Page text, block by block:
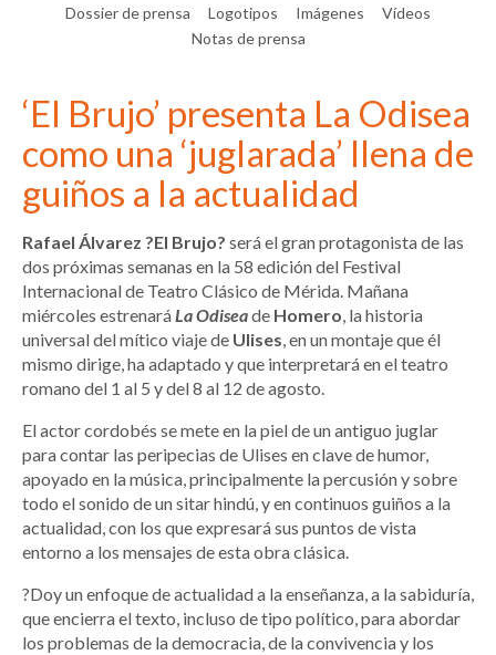
Dossier de prensa Logotipos Imágenes
Vídeos
Notas de prensa
‘El Brujo’ presenta La Odisea
como una ‘juglarada’ llena de
guiños a la actualidad
Rafael Álvarez ?El Brujo? será el gran protagonista de las
dos próximas semanas en la 58 edición del Festival
Internacional de Teatro Clásico de Mérida. Mañana
miércoles estrenaráLa Odiseade Homero, la historia
universal del mítico viaje de Ulises, en un montaje que él
mismo dirige, ha adaptado y que interpretará en el teatro
romano del 1 al 5 y del 8 al 12 de agosto.
El actor cordobés se mete en la piel de un antiguo juglar
para contar las peripecias de Ulises en clave de humor,
apoyado en la música, principalmente la percusión y sobre
todo el sonido de un sitar hindú, y en continuos guiños a la
actualidad, con los que expresará sus puntos de vista
entorno a los mensajes de esta obra clásica.
?Doy un enfoque de actualidad a la enseñanza, a la sabiduría,
que encierra el texto, incluso de tipo político, para abordar
los problemas de la democracia, de la convivencia y los